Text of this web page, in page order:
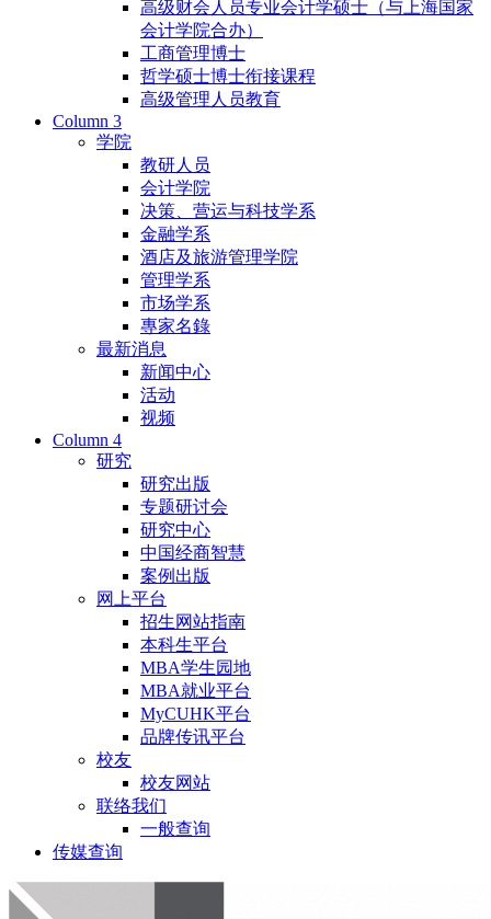
高级财会人员专业会计学硕士（与上海国家
会计学院合办）
工商管理博士
哲学硕士博士衔接课程
高级管理人员教育
Column 3
学院
教研人员
会计学院
决策、营运与科技学系
金融学系
酒店及旅游管理学院
管理学系
市场学系
專家名錄
最新消息
新闻中心
活动
视频
Column 4
研究
研究出版
专题研讨会
研究中心
中国经商智慧
案例出版
网上平台
招生网站指南
本科生平台
MBA学生园地
MBA就业平台
MyCUHK平台
品牌传讯平台
校友
校友网站
联络我们
一般查询
传媒查询